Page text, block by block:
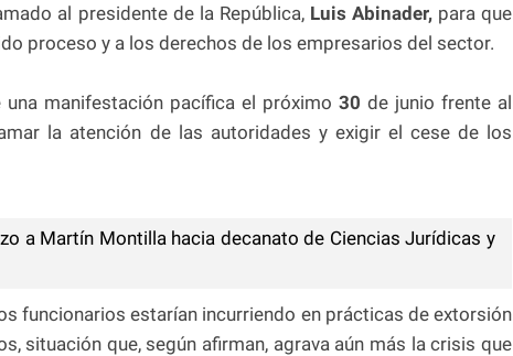
al presidente de la República, Luis Abinader,para que
proceso y a los derechos de los empresarios del sector.
manifestación pacífica el próximo 30 de junio frente al
la atención de las autoridades y exigir el cese de los
a Martín Montilla hacia decanato de Ciencias Jurídicas y
funcionarios estarían incurriendo en prácticas de extorsión
situación que, según afirman, agrava aún más la crisis que